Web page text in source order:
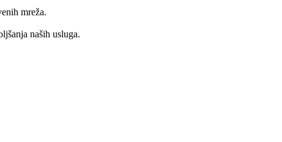
mreža.
naših usluga.